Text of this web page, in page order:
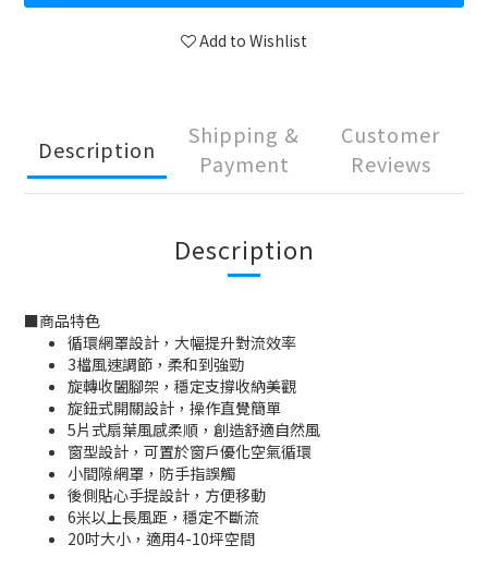
Add to Wishlist
Description
Shipping &
Payment
Customer
Reviews
Description
■商品特色
循環網罩設計，大幅提升對流效率
3檔風速調節，柔和到強勁
旋轉收闔腳架，穩定支撐收納美觀
旋鈕式開關設計，操作直覺簡單
5片式扇葉風感柔順，創造舒適自然風
窗型設計，可置於窗戶優化空氣循環
小間隙網罩，防手指誤觸
後側貼心手提設計，方便移動
6米以上長風距，穩定不斷流
20吋大小，適用4-10坪空間